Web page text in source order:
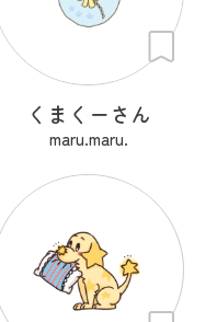
くまくーさん
maru.maru.